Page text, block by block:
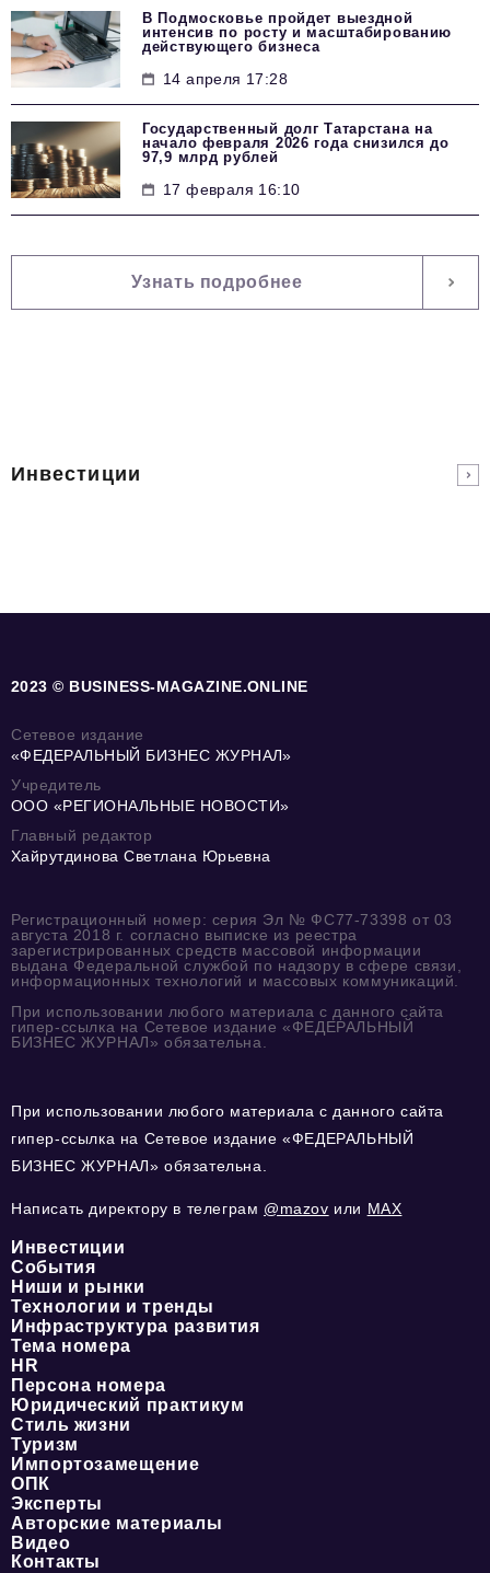
В Подмосковье пройдет выездной
интенсив по росту и масштабированию
действующего бизнеса
14 апреля 17:28
Государственный долг Татарстана на
начало февраля 2026 года снизился до
97,9 млрд рублей
17 февраля 16:10
Узнать подробнее
Инвестиции
2023 © BUSINESS-MAGAZINE.ONLINE
Сетевое издание
«ФЕДЕРАЛЬНЫЙ БИЗНЕС ЖУРНАЛ»
Учредитель
ООО «РЕГИОНАЛЬНЫЕ НОВОСТИ»
Главный редактор
Хайрутдинова Светлана Юрьевна
Регистрационный номер: серия Эл № ФС77-73398 от 03
августа 2018 г. согласно выписке из реестра
зарегистрированных средств массовой информации
выдана Федеральной службой по надзору в сфере связи,
информационных технологий и массовых коммуникаций.
При использовании любого материала с данного сайта
гипер-ссылка на Сетевое издание «ФЕДЕРАЛЬНЫЙ
БИЗНЕС ЖУРНАЛ» обязательна.
При использовании любого материала с данного сайта
гипер-ссылка на Сетевое издание «ФЕДЕРАЛЬНЫЙ
БИЗНЕС ЖУРНАЛ» обязательна.
Написать директору в телеграм @mazov или MAX
Инвестиции
События
Ниши и рынки
Технологии и тренды
Инфраструктура развития
Тема номера
HR
Персона номера
Юридический практикум
Стиль жизни
Туризм
Импортозамещение
ОПК
Эксперты
Авторские материалы
Видео
Контакты